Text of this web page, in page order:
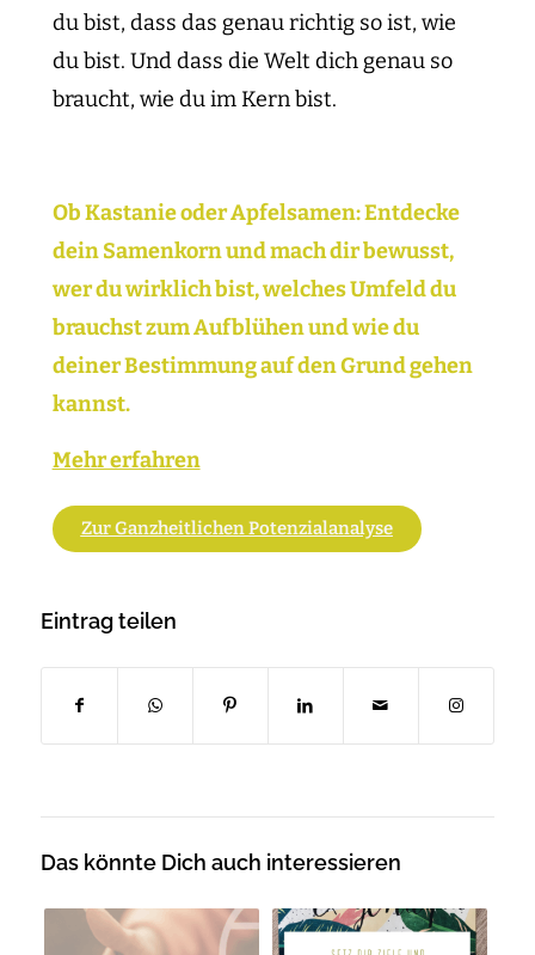
du bist, dass das genau richtig so ist, wie
du bist. Und dass die Welt dich genau so
braucht, wie du im Kern bist.
Ob Kastanie oder Apfelsamen: Entdecke
dein Samenkorn und mach dir bewusst,
wer du wirklich bist, welches Umfeld du
brauchst zum Aufblühen und wie du
deiner Bestimmung auf den Grund gehen
kannst.
Mehr erfahren
Zur Ganzheitlichen Potenzialanalyse
Eintrag teilen
Das könnte Dich auch interessieren